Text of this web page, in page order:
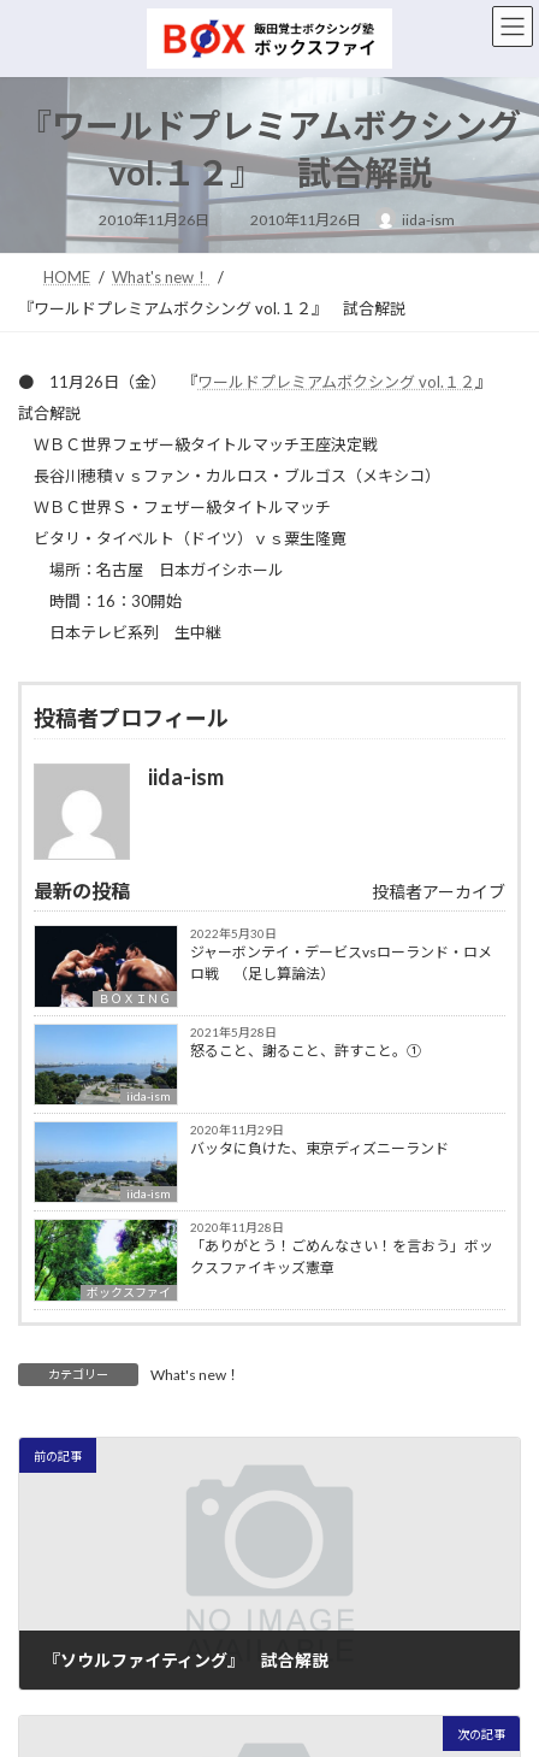
ン
ー
『ワールドプレミアムボクシング
vol.１２』 試合解説
2010年11月26日
終
更
新
:
2010年11月26日 iida-ism
HOME
What's new！
『ワールドプレミアムボクシング vol.１２』 試合解説
● 11月26日（金） 『ワールドプレミアムボクシング vol.１２ 』
試合解説
ＷＢＣ世界フェザー級タイトルマッチ王座決定戦
長谷川穂積ｖｓファン・カルロス・ブルゴス（メキシコ）
ＷＢＣ世界Ｓ・フェザー級タイトルマッチ
ビタリ・タイベルト（ドイツ）ｖｓ粟生隆寛
場所：名古屋 日本ガイシホール
時間：16：30開始
日本テレビ系列 生中継
投稿者プロフィール
iida-ism
最新の投稿 投稿者アーカイブ
ＢＯＸＩＮＧ
2022年5月30日
ジャーボンテイ・デービスvsローランド・ロメ
ロ戦 （足し算論法）
iida-ism
2021年5月28日
怒ること、謝ること、許すこと。①
iida-ism
2020年11月29日
バッタに負けた、東京ディズニーランド
ボックスファイ
2020年11月28日
「ありがとう！ごめんなさい！を言おう」ボッ
クスファイキッズ憲章
カテゴリー What's new！
前の記事
『ソウルファイティング』 試合解説
次の記事